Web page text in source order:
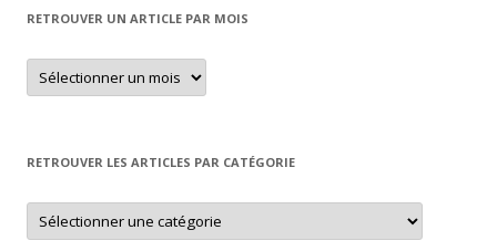
RETROUVER UN ARTICLE PAR MOIS
Retrouver
un
article
RETROUVER LES ARTICLES PAR CATÉGORIE
Retrouver
les
articles